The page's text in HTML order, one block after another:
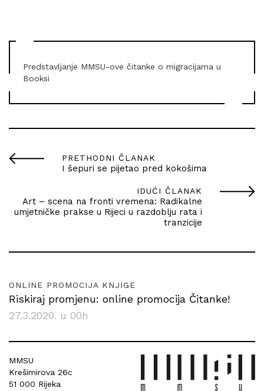
Predstavljanje MMSU-ove čitanke o migracijama u
Booksi
PRETHODNI ČLANAK
I šepuri se pijetao pred kokošima
IDUĆI ČLANAK
Art – scena na fronti vremena: Radikalne
umjetničke prakse u Rijeci u razdoblju rata i
tranzicije
ONLINE PROMOCIJA KNJIGE
Riskiraj promjenu: online promocija Čitanke!
27.3.2020. u 00h
MMSU
Krešimirova 26c
51 000 Rijeka